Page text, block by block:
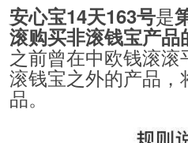
安心宝14天163号是
滚购买非滚钱宝产品
之前曾在中欧钱滚
滚钱宝之外的产品，
品。